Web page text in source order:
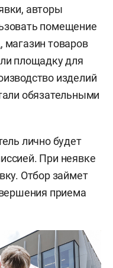
авторы
помещение
магазин товаров
площадку для
изделий
обязательными
лично будет
При неявке
Отбор займет
приема